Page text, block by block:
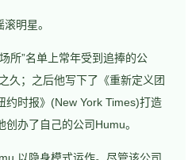
明星。
所”名单上常年受到追捧的公
久；之后他写下了《重新定义团
约时报》(New York Times)打造
办了自己的公司Humu。
以隐身模式运作。尽管该公司